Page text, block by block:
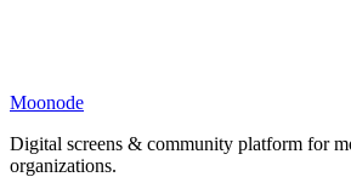
Moonode
Digital screens & community platform for
organizations.